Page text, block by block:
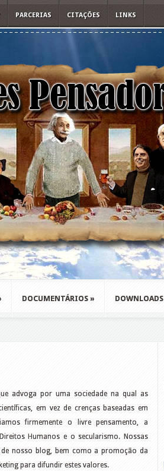
PARCERIAS CITAÇÕES LINKS
DOCUMENTÁRIOS » DOWNLOADS
advoga por uma sociedade na qual as
em vez de crenças baseadas em
firmemente o livre pensamento, a
Humanos e o secularismo. Nossas
nosso blog, bem como a promoção da
para difundir estes valores.